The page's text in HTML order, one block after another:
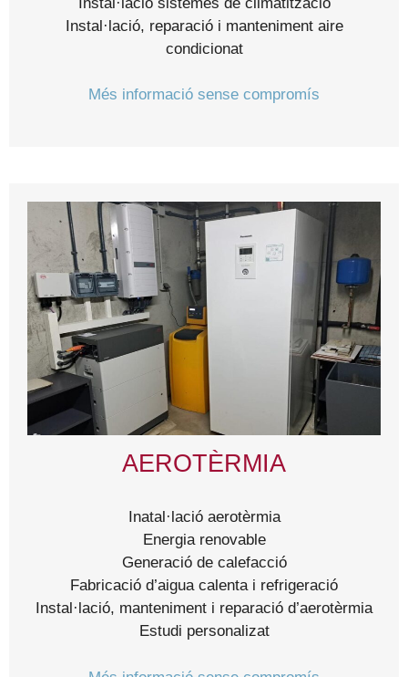
Instal·lació, reparació i manteniment aire
condicionat
Més informació sense compromís
AEROTÈRMIA
Inatal·lació aerotèrmia
Energia renovable
Generació de calefacció
Fabricació d’aigua calenta i refrigeració
Instal·lació, manteniment i reparació d’aerotèrmia
Estudi personalizat